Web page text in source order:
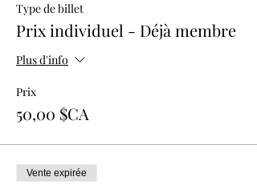
Type de billet
Prix individuel - Déjà membre
Plus d'info
Prix
50,00 $CA
Vente expirée